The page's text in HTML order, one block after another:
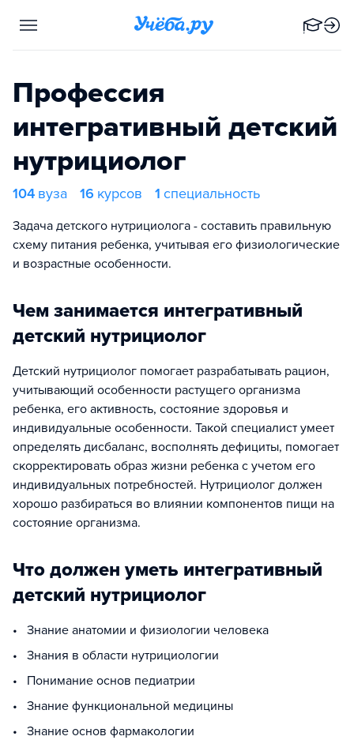
Профессия
интегративный детский
нутрициолог
104 вуза 16 курсов 1 специальность
Задача детского нутрициолога - составить правильную
схему питания ребенка, учитывая его физиологические
и возрастные особенности.
Чем занимается интегративный
детский нутрициолог
Детский нутрициолог помогает разрабатывать рацион,
учитывающий особенности растущего организма
ребенка, его активность, состояние здоровья и
индивидуальные особенности. Такой специалист умеет
определять дисбаланс, восполнять дефициты, помогает
скорректировать образ жизни ребенка с учетом его
индивидуальных потребностей. Нутрициолог должен
хорошо разбираться во влиянии компонентов пищи на
состояние организма.
Что должен уметь интегративный
детский нутрициолог
• Знание анатомии и физиологии человека
• Знания в области нутрициологии
• Понимание основ педиатрии
• Знание функциональной медицины
• Знание основ фармакологии